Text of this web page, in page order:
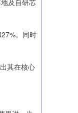
及自研芯
。同时
其在核心